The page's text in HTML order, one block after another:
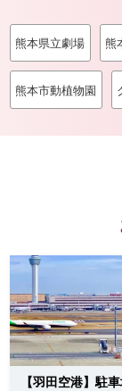
熊本県立劇場 熊
熊本市動植物園
【羽田空港】駐